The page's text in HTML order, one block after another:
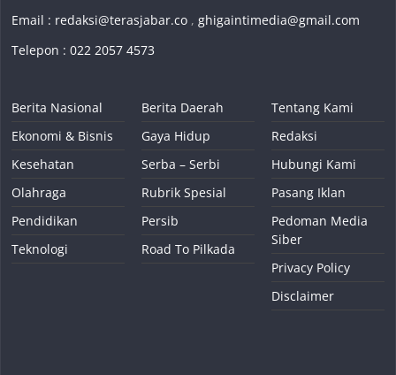
Email : redaksi@terasjabar.co ,ghigaintimedia@gmail.com
Telepon : 022 2057 4573
Berita Nasional
Ekonomi & Bisnis
Kesehatan
Olahraga
Pendidikan
Teknologi
Berita Daerah
Gaya Hidup
Serba – Serbi
Rubrik Spesial
Persib
Road To Pilkada
Tentang Kami
Redaksi
Hubungi Kami
Pasang Iklan
Pedoman Media
Siber
Privacy Policy
Disclaimer